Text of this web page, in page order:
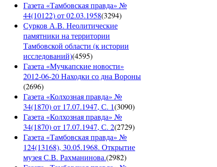
Газета «Тамбовская правда» №
44(10122) от 02.03.1958(3294)
Сурков А.В. Неолитические
памятники на территории
Тамбовской области (к истории
исследований)(4595)
Газета «Мучкапские новости»
2012-06-20 Находки со дна Вороны
(2696)
Газета «Колхозная правда» №
34(1870) от 17.07.1947, С. 1(3090)
Газета «Колхозная правда» №
34(1870) от 17.07.1947, С. 2(2729)
Газета «Тамбовская правда» №
124(13168), 30.05.1968. Открытие
музея С.В. Рахманинова.(2982)